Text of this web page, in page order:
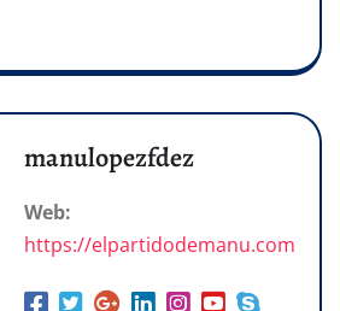
manulopezfdez
Web:
https://elpartidodemanu.com